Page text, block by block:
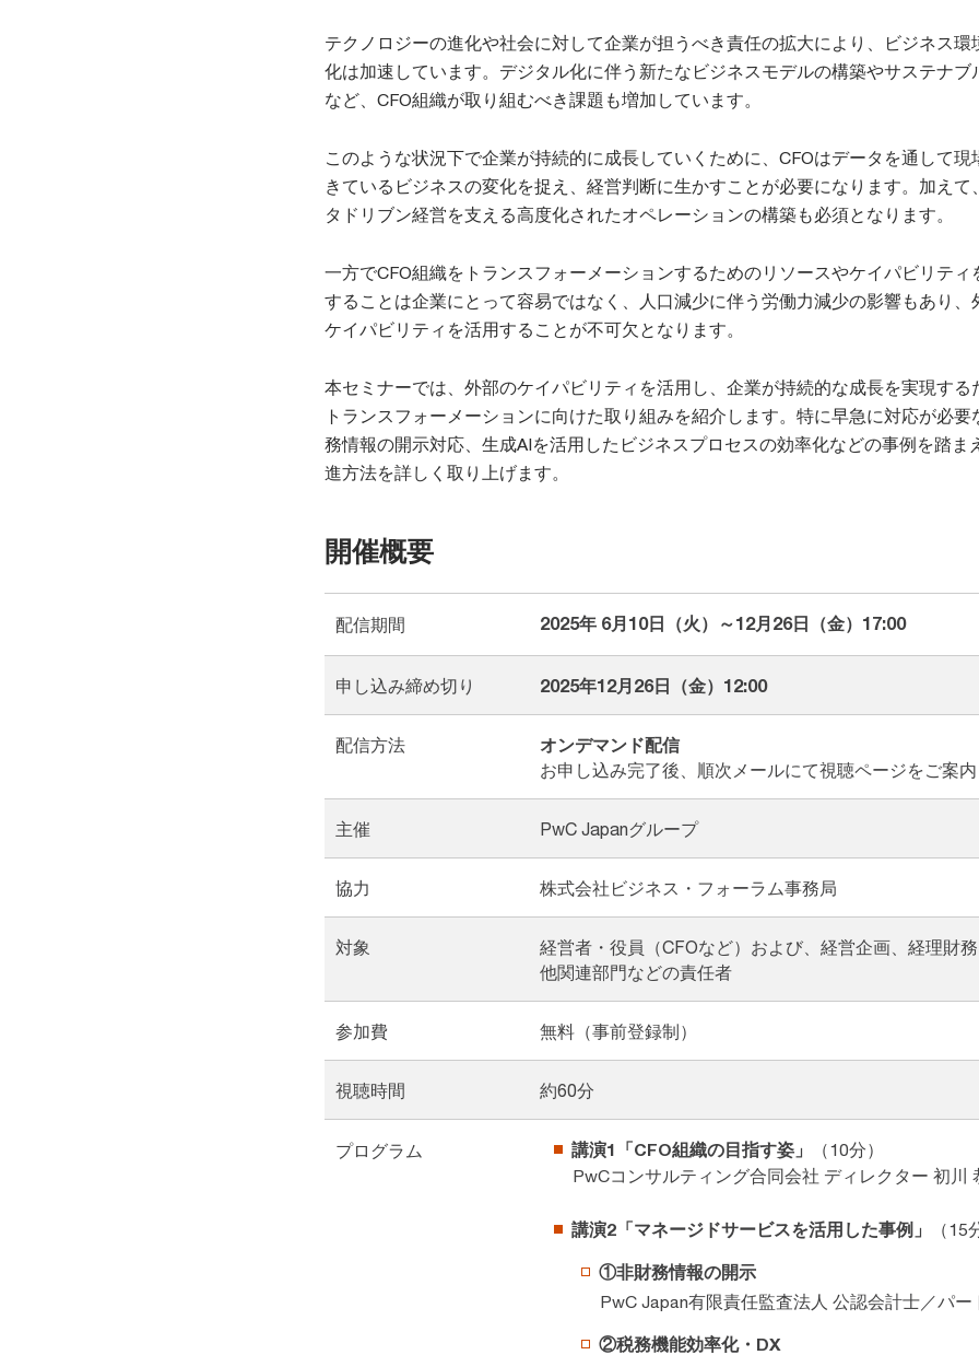
テクノロジーの進化や社会に対して企業が担うべき責任の拡大により、ビジネス環
化は加速しています。デジタル化に伴う新たなビジネスモデルの構築やサステナブ
など、CFO組織が取り組むべき課題も増加しています。
このような状況下で企業が持続的に成長していくために、CFOはデータを通して現
きているビジネスの変化を捉え、経営判断に生かすことが必要になります。加えて
タドリブン経営を支える高度化されたオペレーションの構築も必須となります。
一方でCFO組織をトランスフォーメーションするためのリソースやケイパビリティ
することは企業にとって容易ではなく、人口減少に伴う労働力減少の影響もあり、
ケイパビリティを活用することが不可欠となります。
本セミナーでは、外部のケイパビリティを活用し、企業が持続的な成長を実現する
トランスフォーメーションに向けた取り組みを紹介します。特に早急に対応が必要
務情報の開示対応、生成AIを活用したビジネスプロセスの効率化などの事例を踏ま
進方法を詳しく取り上げます。
開催概要
配信期間 2025年 6月10日（火）～12月26日（金）17:00
申し込み締め切り 2025年12月26日（金）12:00
配信方法
オンデマンド配信
お申し込み完了後、順次メールにて視聴ページをご案内
主催 PwC Japanグループ
協力 株式会社ビジネス・フォーラム事務局
対象
経営者・役員（CFOなど）および、経営企画、経理財
他関連部門などの責任者
参加費 無料（事前登録制）
視聴時間 約60分
プログラム 講演1「CFO組織の目指す姿」
（10分）
PwCコンサルティング合同会社 ディレクター 初川
講演2「マネージドサービスを活用した事例」 （15
①非財務情報の開示
PwC Japan有限責任監査法人 公認会計士／パー
②税務機能効率化・DX